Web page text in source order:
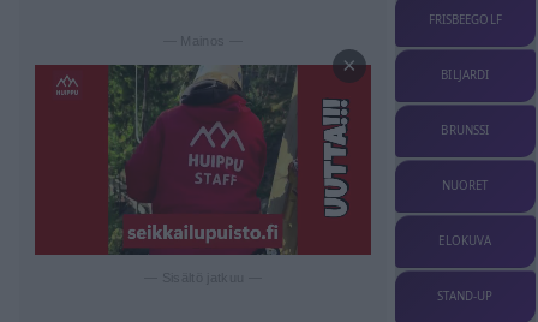
— Mainos —
×
FRISBEEGOLF
BILJARDI
BRUNSSI
NUORET
ELOKUVA
STAND-UP